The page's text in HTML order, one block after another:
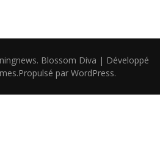
. Blossom Diva | Développé
.Propulsé par WordPress.